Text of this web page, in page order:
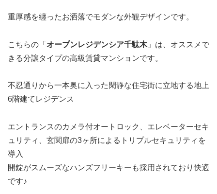
重厚感を纏ったお洒落でモダンな外観デザインです。
こちらの「 オープンレジデンシア千駄木」は、オススメで
きる分譲タイプの高級賃貸マンションです。
不忍通りから一本奥に入った閑静な住宅街に立地する地上
6階建てレジデンス
エントランスのカメラ付オートロック、エレベーターセキ
ュリティ、玄関扉の3ヶ所によるトリプルセキュリティを
導入
開錠がスムーズなハンズフリーキーも採用されており快適
です♪